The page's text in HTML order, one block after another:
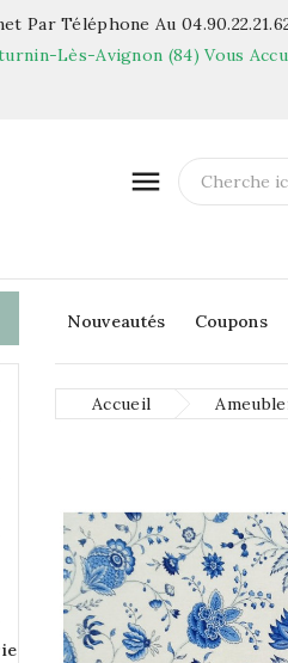
Par Téléphone Au
Lès-Avignon (84) Vous

Nouveautés Coupons
Accueil